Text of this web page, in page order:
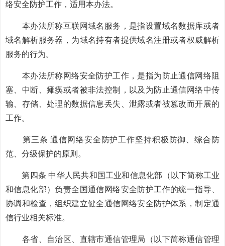
络安全防护工作，适用本办法。
本办法所称互联网域名服务，是指设置域名数据库或者
域名解析服务器，为域名持有者提供域名注册或者权威解析
服务的行为。
本办法所称网络安全防护工作，是指为防止通信网络阻
塞、中断、瘫痪或者被非法控制，以及为防止通信网络中传
输、存储、处理的数据信息丢失、泄露或者被篡改而开展的
工作。
第三条 通信网络安全防护工作坚持积极防御、综合防
范、分级保护的原则。
第四条 中华人民共和国工业和信息化部（以下简称工业
和信息化部）负责全国通信网络安全防护工作的统一指导、
协调和检查，组织建立健全通信网络安全防护体系，制定通
信行业相关标准。
各省、自治区、直辖市通信管理局（以下简称通信管理